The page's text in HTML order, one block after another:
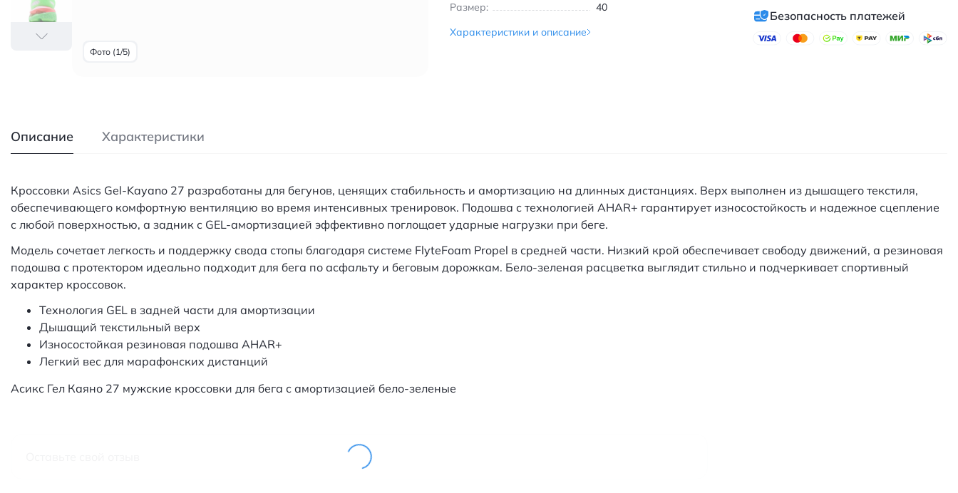
Фото (1/5)
Размер:
40
Характеристики и описание
Безопасность платежей
Описание Характеристики
Кроссовки Asics Gel-Kayano 27 разработаны для бегунов, ценящих стабильность и амортизацию на длинных дистанциях. Верх выполнен из дышащего текстиля,
обеспечивающего комфортную вентиляцию во время интенсивных тренировок. Подошва с технологией AHAR+ гарантирует износостойкость и надежное сцепление
с любой поверхностью, а задник с GEL-амортизацией эффективно поглощает ударные нагрузки при беге.
Модель сочетает легкость и поддержку свода стопы благодаря системе FlyteFoam Propel в средней части. Низкий крой обеспечивает свободу движений, а резиновая
подошва с протектором идеально подходит для бега по асфальту и беговым дорожкам. Бело-зеленая расцветка выглядит стильно и подчеркивает спортивный
характер кроссовок.
Технология GEL в задней части для амортизации
Дышащий текстильный верх
Износостойкая резиновая подошва AHAR+
Легкий вес для марафонских дистанций
Асикс Гел Каяно 27 мужские кроссовки для бега с амортизацией бело-зеленые